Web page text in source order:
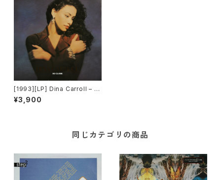
[1993][LP] Dina Carroll – S
o Close [A&M Records]
¥3,900
同じカテゴリの商品